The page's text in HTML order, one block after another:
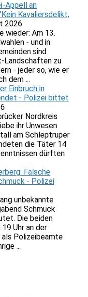
Appell an
Kavaliersdelikt,
2026
wieder: Am 13.
- und in
sind
Landschaften zu
- jeder so, wie er
dem ...
Einbruch in
- Polizei bittet
Nordkreis
ihr Unwesen
am Schleptruper
die Täter 14
dürften
Falsche
- Polizei
unbekannte
Schmuck
Die beiden
Uhr an der
als Polizeibeamte
...